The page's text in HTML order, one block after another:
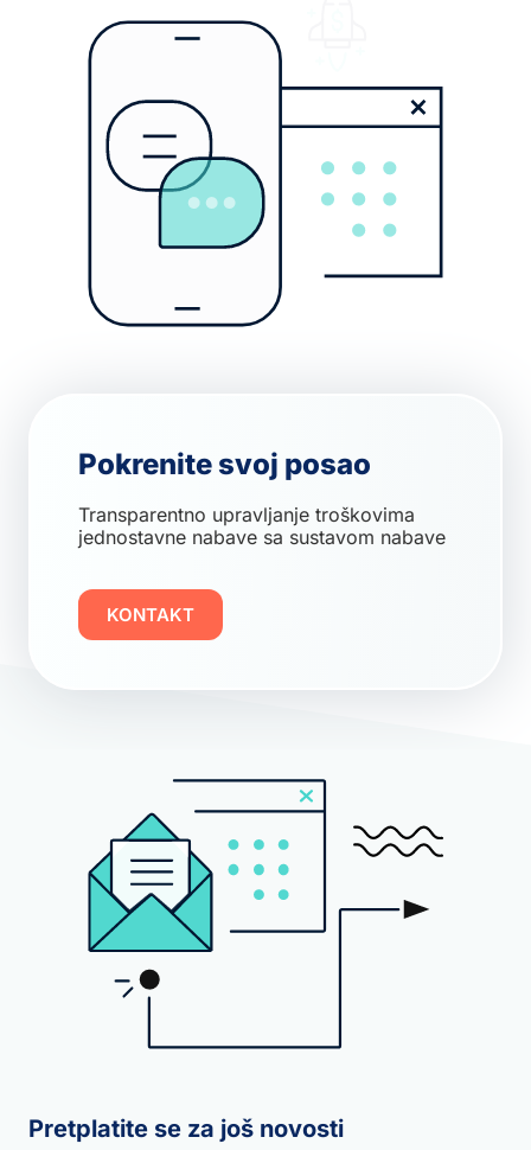
Pokrenite svoj posao
Transparentno upravljanje troškovima
jednostavne nabave sa sustavom nabave
KONTAKT
Pretplatite se za još novosti